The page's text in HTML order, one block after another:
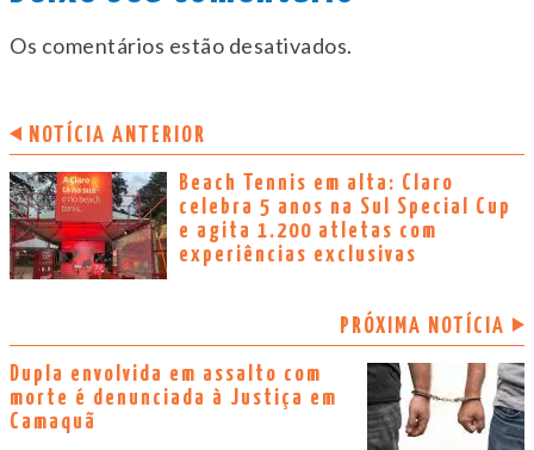
Os comentários estão desativados.
NOTÍCIA ANTERIOR
Beach Tennis em alta: Claro
celebra 5 anos na Sul Special Cup
e agita 1.200 atletas com
experiências exclusivas
PRÓXIMA NOTÍCIA
Dupla envolvida em assalto com
morte é denunciada à Justiça em
Camaquã